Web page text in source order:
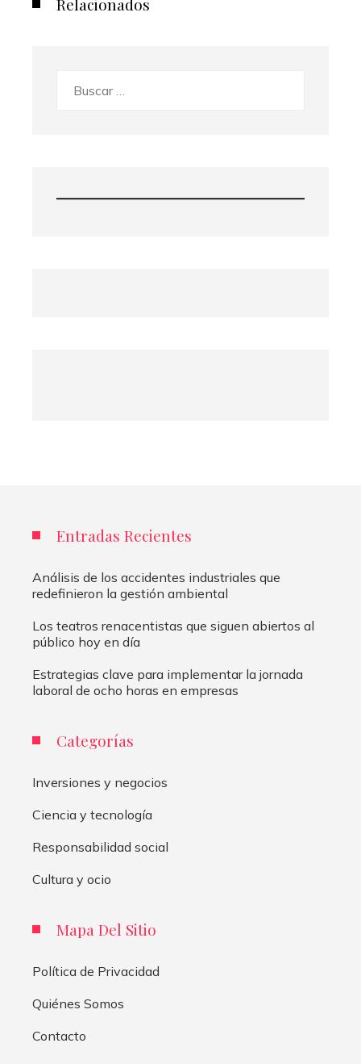
Relacionados
Entradas Recientes
Análisis de los accidentes industriales que
redefinieron la gestión ambiental
Los teatros renacentistas que siguen abiertos al
público hoy en día
Estrategias clave para implementar la jornada
laboral de ocho horas en empresas
Categorías
Inversiones y negocios
Ciencia y tecnología
Responsabilidad social
Cultura y ocio
Mapa Del Sitio
Política de Privacidad
Quiénes Somos
Contacto